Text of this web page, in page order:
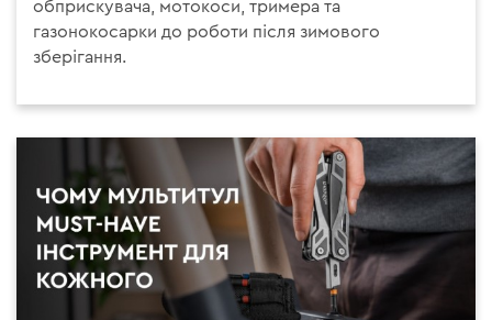
обприскувача, мотокоси, тримера та
газонокосарки до роботи після зимового
зберігання.